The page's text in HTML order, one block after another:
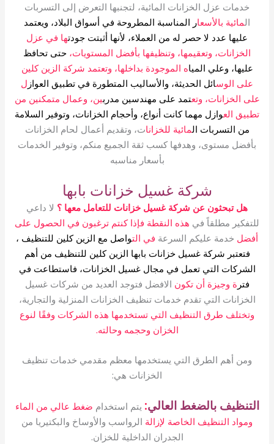
خدمات عزل الخزانات المائية، لتجنبها التعرض إلى التسربات
المائية بالأسعار المناسبة المطروحة في أسواق البلاد، ويعتمد
عليها عدد لا حصر له من العملاء، لأنها أثبتت جودتها في عزل
الخزانات، وتعقيمها، وتنظيفها بأفضل المستويات، حتى تحافظ
عليها، وعلي المياه الموجودة بداخلها، وتعتمد شركة الزين كلين
على الوسائل الحديثة، والأساليب المتطورة في تطبيق العواز ل
على الخزانات، وتعتمد على مهندسين مدربين، وعمال متمكنين من
تطبيق العوازل مهما كانت أنواع، وأحجام الخزانات، وتوفير السلامة
من التسربات المائية للخزانات، وتقديم أعمال لحام الخزانات
بأفضل مستوى، وهدفها كسب ثقة الجميع منكم، وتوفير الخدمات
بأسعار مناسبه
شركة غسيل خزانات بابها
هل تبحثون عن شركة غسيل خزانات للتعامل معها ؟ لا داعي
للتفكير مطلقاً في هذه النقطة فإذا كنتم ترغبون في الحصول على
أفضل خدمة عليكم السرعة في التواصل مع الزين كلين للتنظيف ،
فتعتبر شركة غسيل خزانات بابها الزين كلين للتنظيف من أهم
الشركات التي تعمل في مجال غسيل الخزانات، فاستطاعت في
فتر ة وجيزة أن تكون الافضل فتوجد العديد من شركات غسيل
الخزانات التي تقدم خدمات تنظيف الخزانات المنزلية والتجارية،
وتختلف طرق التنظيف التي تستخدمها هذه الشركات وفقًا لنوع
الخزان وحجمه وحالته.
ومن أهم الطرق التي يستخدمها معظم مقدمي خدمات تنظيف
الخزانات هي:
التنظيف بالضغط العالي: يتم استخدام ضغط عالي من الماء
ومواد التنظيف الخاصة لإزالة الرواسب والأوساخ والبكتيريا من
الجدران الداخلية للخزان.